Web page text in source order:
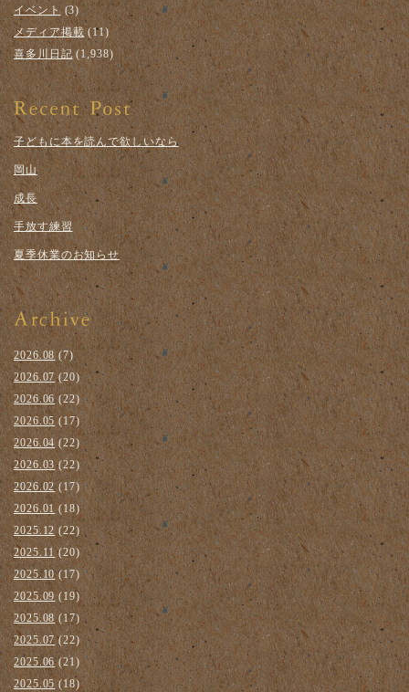
イベント(3)
メディア掲載(11)
喜多川日記(1,938)
子どもに本を読んで欲しいなら
岡山
成長
手放す練習
夏季休業のお知らせ
2026.08(7)
2026.07 (20)
2026.06(22)
2026.05(17)
2026.04 (22)
2026.03(22)
2026.02(17)
2026.01 (18)
2025.12(22)
2025.11(20)
2025.10(17)
2025.09 (19)
2025.08(17)
2025.07(22)
2025.06(21)
2025.05(18)